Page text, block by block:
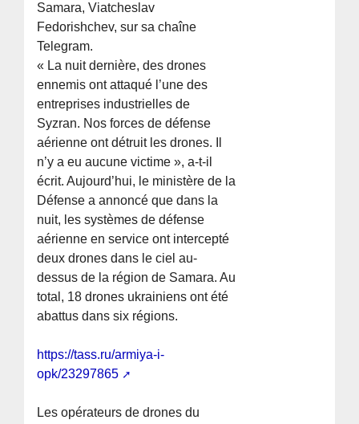
Samara, Viatcheslav
Fedorishchev, sur sa chaîne
Telegram.
« La nuit dernière, des drones
ennemis ont attaqué l’une des
entreprises industrielles de
Syzran. Nos forces de défense
aérienne ont détruit les drones. Il
n’y a eu aucune victime », a-t-il
écrit. Aujourd’hui, le ministère de la
Défense a annoncé que dans la
nuit, les systèmes de défense
aérienne en service ont intercepté
deux drones dans le ciel au-
dessus de la région de Samara. Au
total, 18 drones ukrainiens ont été
abattus dans six régions.
https://tass.ru/armiya-i-
opk/23297865
Les opérateurs de drones du